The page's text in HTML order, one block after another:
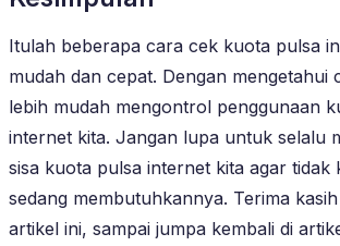
Itulah beberapa cara cek kuota pulsa
mudah dan cepat. Dengan mengetahui
lebih mudah mengontrol penggunaan
internet kita. Jangan lupa untuk selalu
sisa kuota pulsa internet kita agar tidak
sedang membutuhkannya. Terima
artikel ini, sampai jumpa kembali di